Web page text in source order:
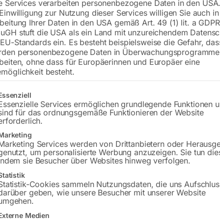
€4.080,00
inkl. MwSt. zzgl.Versandkosten
Lieferzeit:ca. 5 - 10 Werktage
Versandkosten Standard (Österreich):
Sie haben
Gerne
Anfrageformular
Services verarbeiten personenbezogene Daten in den
zur Nutzung dieser Services willigen Sie auch
Ihrer Daten in den USA gemäß Art. 49 (1) lit. a
stuft die USA als ein Land mit unzureichendem
Standards ein. Es besteht beispielsweise die Gefahr,
personenbezogene Daten in
ohne dass für Europäerinnen und Europäer eine
besteht.
eine Liste der Service-Gruppen, für die eine Einwilligung erteilt
Services ermöglichen grundlegende Funktionen
für das ordnungsgemäße Funktionieren der Website
Services werden von Drittanbietern oder
um personalisierte Werbung anzuzeigen. Sie tun
sie Besucher über Websites hinweg verfolgen.
Cookies sammeln Nutzungsdaten, die uns
geben, wie unsere Besucher mit unserer Website
Medien